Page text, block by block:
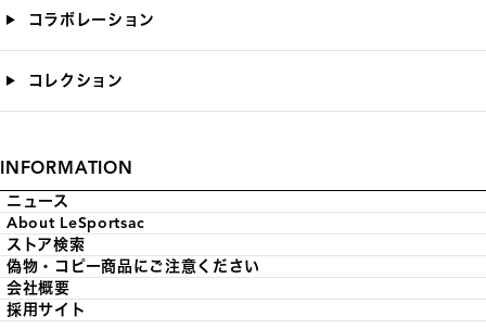
コラボレーション
コレクション
INFORMATION
ニュース
About LeSportsac
ストア検索
偽物・コピー商品にご注意ください
会社概要
採用サイト